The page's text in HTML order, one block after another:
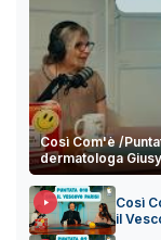
Così Com'è /
dermatologa
Così
il